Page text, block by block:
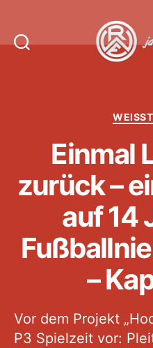
Einmal
zurück –
auf 14
–
Vor dem Projekt
P3 Spielzeit vor: